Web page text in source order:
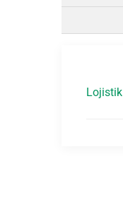
Lojistik